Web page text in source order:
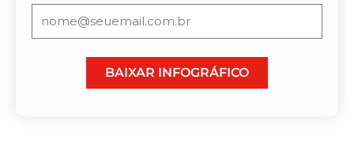
BAIXAR INFOGRÁFICO